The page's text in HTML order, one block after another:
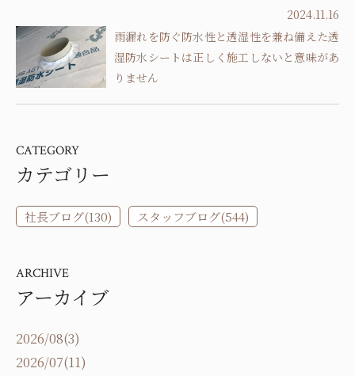
2024.11.16
雨漏れを防ぐ防水性と透湿性を兼ね備えた透
湿防水シートは正しく施工しないと意味があ
りません
CATEGORY
カテゴリー
社長ブログ(130) スタッフブログ(544)
ARCHIVE
アーカイブ
2026/08(3)
2026/07(11)